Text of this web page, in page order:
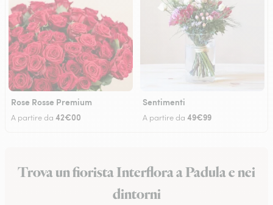
Rose Rosse Premium
A partire da 42€00
Sentimenti
A partire da 49€99
Trova un fiorista Interflora a Padula e nei
dintorni